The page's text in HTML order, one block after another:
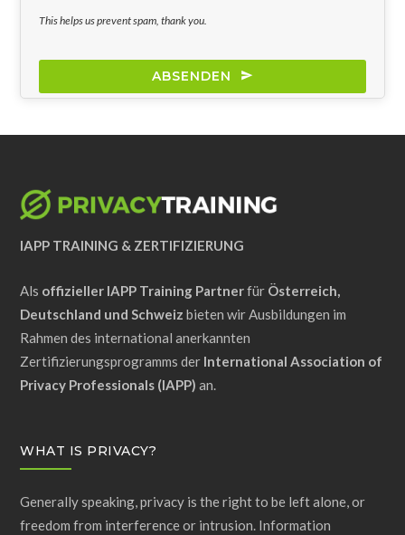
This helps us prevent spam, thank you.
ABSENDEN
nicht
ausgefüllt
werden
IAPP TRAINING & ZERTIFIZIERUNG
Als offizieller IAPP Training Partnerfür Österreich,
Deutschland und Schweiz bieten wir Ausbildungen im
Rahmen des international anerkannten
Zertifizierungsprogramms der International Association of
Privacy Professionals (IAPP) an.
WHAT IS PRIVACY?
Generally speaking, privacy is the right to be left alone, or
freedom from interference or intrusion. Information